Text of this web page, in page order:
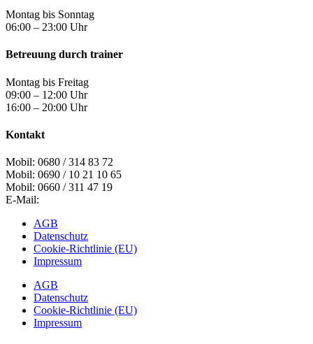
Montag bis Sonntag
06:00 – 23:00 Uhr
Betreuung durch trainer
Montag bis Freitag
09:00 – 12:00 Uhr
16:00 – 20:00 Uhr
Kontakt
Mobil: 0680 / 314 83 72
Mobil: 0690 / 10 21 10 65
Mobil: 0660 / 311 47 19
E-Mail:
AGB
Datenschutz
Cookie-Richtlinie (EU)
Impressum
AGB
Datenschutz
Cookie-Richtlinie (EU)
Impressum